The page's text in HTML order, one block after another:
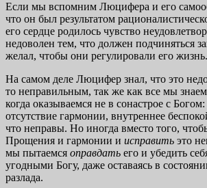
Если мы вспомним Люцифера и его
что он был результатом
его сердце родилось чувство
недоволен тем, что должен подчиняться
желал, чтобы они регулировали его жизнь.
На самом деле Люцифер знал, что это
то неправильным, так же как все мы
когда оказываемся не в сонастрое с
отсутствие гармонии, внутреннее
что неправы. Но иногда вместо того,
Прощения и гармонии и исправить это
мы пытаемся оправдать его и убедить
угодными Богу, даже оставаясь в
разлада.